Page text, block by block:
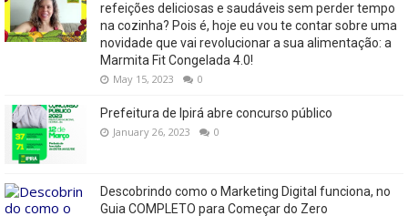
refeições deliciosas e saudáveis ​​sem perder tempo
na cozinha? Pois é, hoje eu vou te contar sobre uma
novidade que vai revolucionar a sua alimentação: a
Marmita Fit Congelada 4.0!
May 15, 2023 0
Prefeitura de Ipirá abre concurso público
January 26, 2023 0
Descobrindo como o Marketing Digital funciona, no
Guia COMPLETO para Começar do Zero